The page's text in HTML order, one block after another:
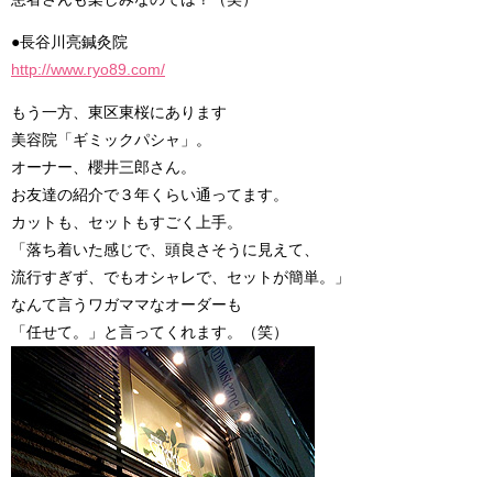
●長谷川亮鍼灸院
http://www.ryo89.com/
もう一方、東区東桜にあります
美容院「ギミックパシャ」。
オーナー、櫻井三郎さん。
お友達の紹介で３年くらい通ってます。
カットも、セットもすごく上手。
「落ち着いた感じで、頭良さそうに見えて、
流行すぎず、でもオシャレで、セットが簡単。」
なんて言うワガママなオーダーも
「任せて。」と言ってくれます。（笑）